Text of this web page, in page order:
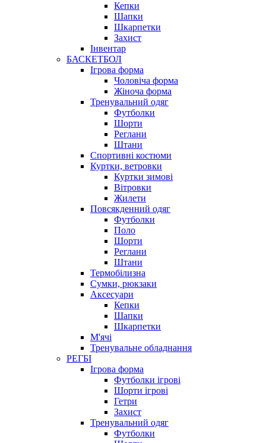
Кепки
Шапки
Шкарпетки
Захист
Інвентар
БАСКЕТБОЛ
Ігрова форма
Чоловіча форма
Жіноча форма
Тренувальний одяг
Футболки
Шорти
Реглани
Штани
Спортивні костюми
Куртки, ветровки
Куртки зимові
Вітровки
Жилети
Повсякденний одяг
Футболки
Поло
Шорти
Реглани
Штани
Термобілизна
Сумки, рюкзаки
Аксесуари
Кепки
Шапки
Шкарпетки
М'ячі
Тренувальне обладнання
РЕГБІ
Ігрова форма
Футболки ігрові
Шорти ігрові
Гетри
Захист
Тренувальний одяг
Футболки